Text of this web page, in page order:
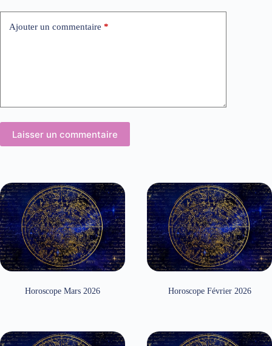
Ajouter un commentaire *
Laisser un commentaire
Horoscope Mars 2026 Horoscope Février 2026